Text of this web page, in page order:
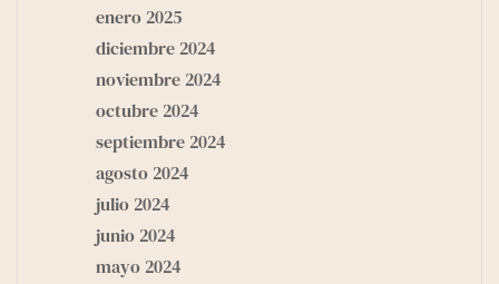
enero 2025
diciembre 2024
noviembre 2024
octubre 2024
septiembre 2024
agosto 2024
julio 2024
junio 2024
mayo 2024